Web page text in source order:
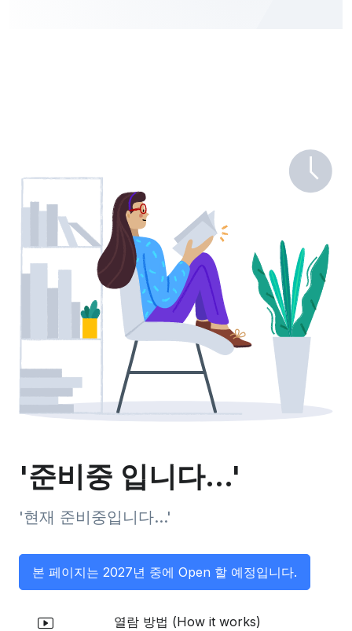
'준비중 입니다...'
'현재 준비중입니다...'
본 페이지는 2027년 중에 Open 할 예정입니다.
열람 방법 (How it works)